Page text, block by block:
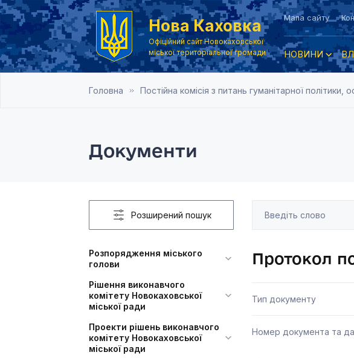
Нова Каховка
Офіційний сайт Новокаховської
міської територіальної громади
Мапа сайту
НОВИНИ
Головна Постійна комісія з питань гуманітарної політики,
Документи
Розширений пошук
Розпорядження міського
голови
Рішення виконавчого
комітету Новокаховської
міської ради
Проекти рішень виконавчого
комітету Новокаховської
міської ради
Протокол
Тип документу
Номер документа та